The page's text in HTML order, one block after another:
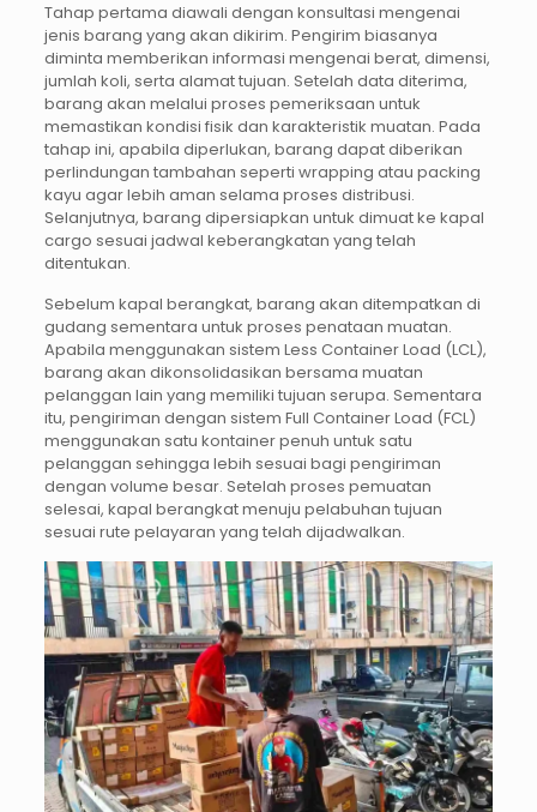
Tahap pertama diawali dengan konsultasi mengenai
jenis barang yang akan dikirim. Pengirim biasanya
diminta memberikan informasi mengenai berat, dimensi,
jumlah koli, serta alamat tujuan. Setelah data diterima,
barang akan melalui proses pemeriksaan untuk
memastikan kondisi fisik dan karakteristik muatan. Pada
tahap ini, apabila diperlukan, barang dapat diberikan
perlindungan tambahan seperti wrapping atau packing
kayu agar lebih aman selama proses distribusi.
Selanjutnya, barang dipersiapkan untuk dimuat ke kapal
cargo sesuai jadwal keberangkatan yang telah
ditentukan.
Sebelum kapal berangkat, barang akan ditempatkan di
gudang sementara untuk proses penataan muatan.
Apabila menggunakan sistem Less Container Load (LCL),
barang akan dikonsolidasikan bersama muatan
pelanggan lain yang memiliki tujuan serupa. Sementara
itu, pengiriman dengan sistem Full Container Load (FCL)
menggunakan satu kontainer penuh untuk satu
pelanggan sehingga lebih sesuai bagi pengiriman
dengan volume besar. Setelah proses pemuatan
selesai, kapal berangkat menuju pelabuhan tujuan
sesuai rute pelayaran yang telah dijadwalkan.